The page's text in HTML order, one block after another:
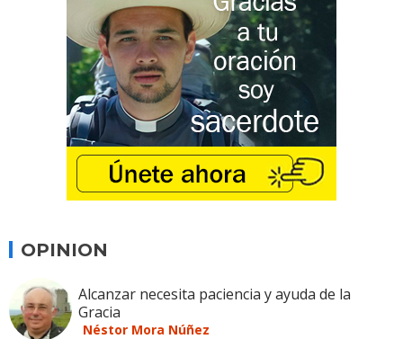
OPINION
Alcanzar necesita paciencia y ayuda de la
Gracia
Néstor Mora Núñez